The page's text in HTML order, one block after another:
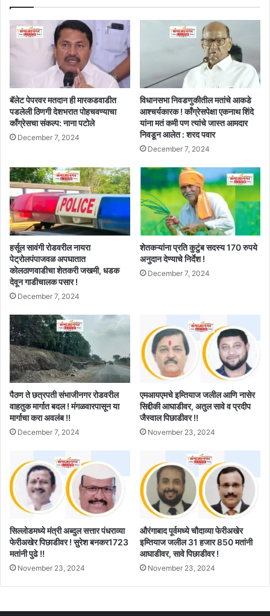
बॅलेट पेपरवर मतदान ही मारकडवाडीत
पडलेली ठिणगी देशभरात पोहचवण्याचा
काँग्रेसचा संकल्प: नाना पटोले
December 7, 2024
विधानसभा निवडणुकीतील मतांचे आकडे
आश्चर्यकारक ! काँग्रेसपेक्षा एकनाथ शिंदे
यांना मतं कमी पण त्यांचे जास्त आमदार
निवडून आलेत : शरद पवार
December 7, 2024
हर्सूल सावंगी रोडवरील नायरा
पेट्रोलपंपाजवळ अपघातात
कोलठाणवाडीचा शेतकरी जखमी, धडक
देवून गाडीचालक पसार !
December 7, 2024
शेतकऱ्यांना प्रति कुटुंब सदस्य 170 रुपये
अनुदान देण्याचे निर्देश !
December 7, 2024
पैठण ते छत्रपती संभाजीनगर रोडवरील
वाहतुक मार्गात बदल ! मंगळवारपासून या
मार्गाचा करा अवलंब !!
December 7, 2024
एमआयएमचे इम्तियाज जलील आणि नासेर
सिद्दीकी आघाडीवर, अतुल सावे व प्रदीप
जैस्वाल पिछाडीवर !!
November 23, 2024
सिल्लोडमध्ये मंत्री अब्दुल सत्तार पंधराव्या
फेरीअखेर पिछाडीवर ! सुरेश बनकर1723
मतांनी पुढे !!
November 23, 2024
औरंगाबाद पूर्वमध्ये चौदाव्या फेरीअखेर
इम्तियाज जलील 31 हजार 850 मतांनी
आघाडीवर, सावे पिछाडीवर !
November 23, 2024